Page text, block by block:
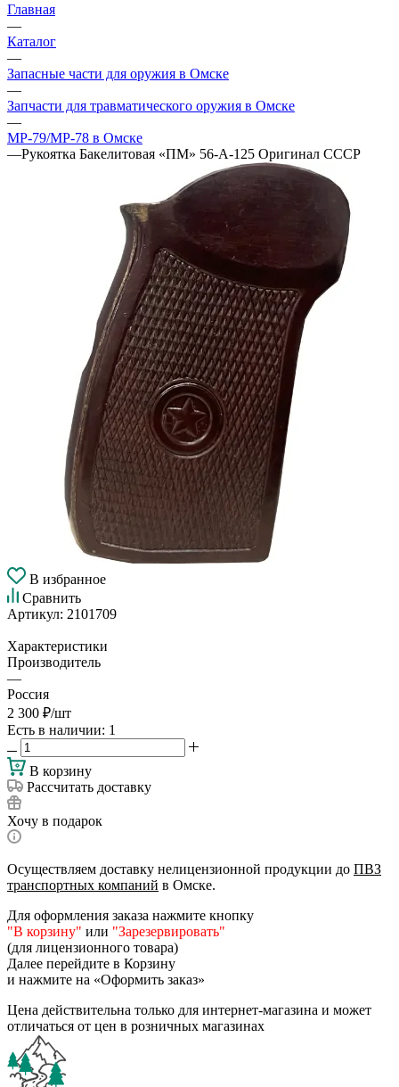
Главная
—
Каталог
—
Запасные части для оружия в Омске
—
Запчасти для травматического оружия в Омске
—
МР-79/МР-78 в Омске
—Рукоятка Бакелитовая «ПМ» 56-А-125 Оригинал СССР
В избранное
Сравнить
Артикул: 2101709
Характеристики
Производитель
—
Россия
2 300 ₽/шт
Есть в наличии: 1
В корзину
Рассчитать доставку
Хочу в подарок
Осуществляем доставку нелицензионной продукции до ПВЗ
транспортных компаний в Омске.
Для оформления заказа нажмите кнопку
"В корзину" или "Зарезервировать"
(для лицензионного товара)
Далее перейдите в Корзину
и нажмите на «Оформить заказ»
Цена действительна только для интернет-магазина и может
отличаться от цен в розничных магазинах